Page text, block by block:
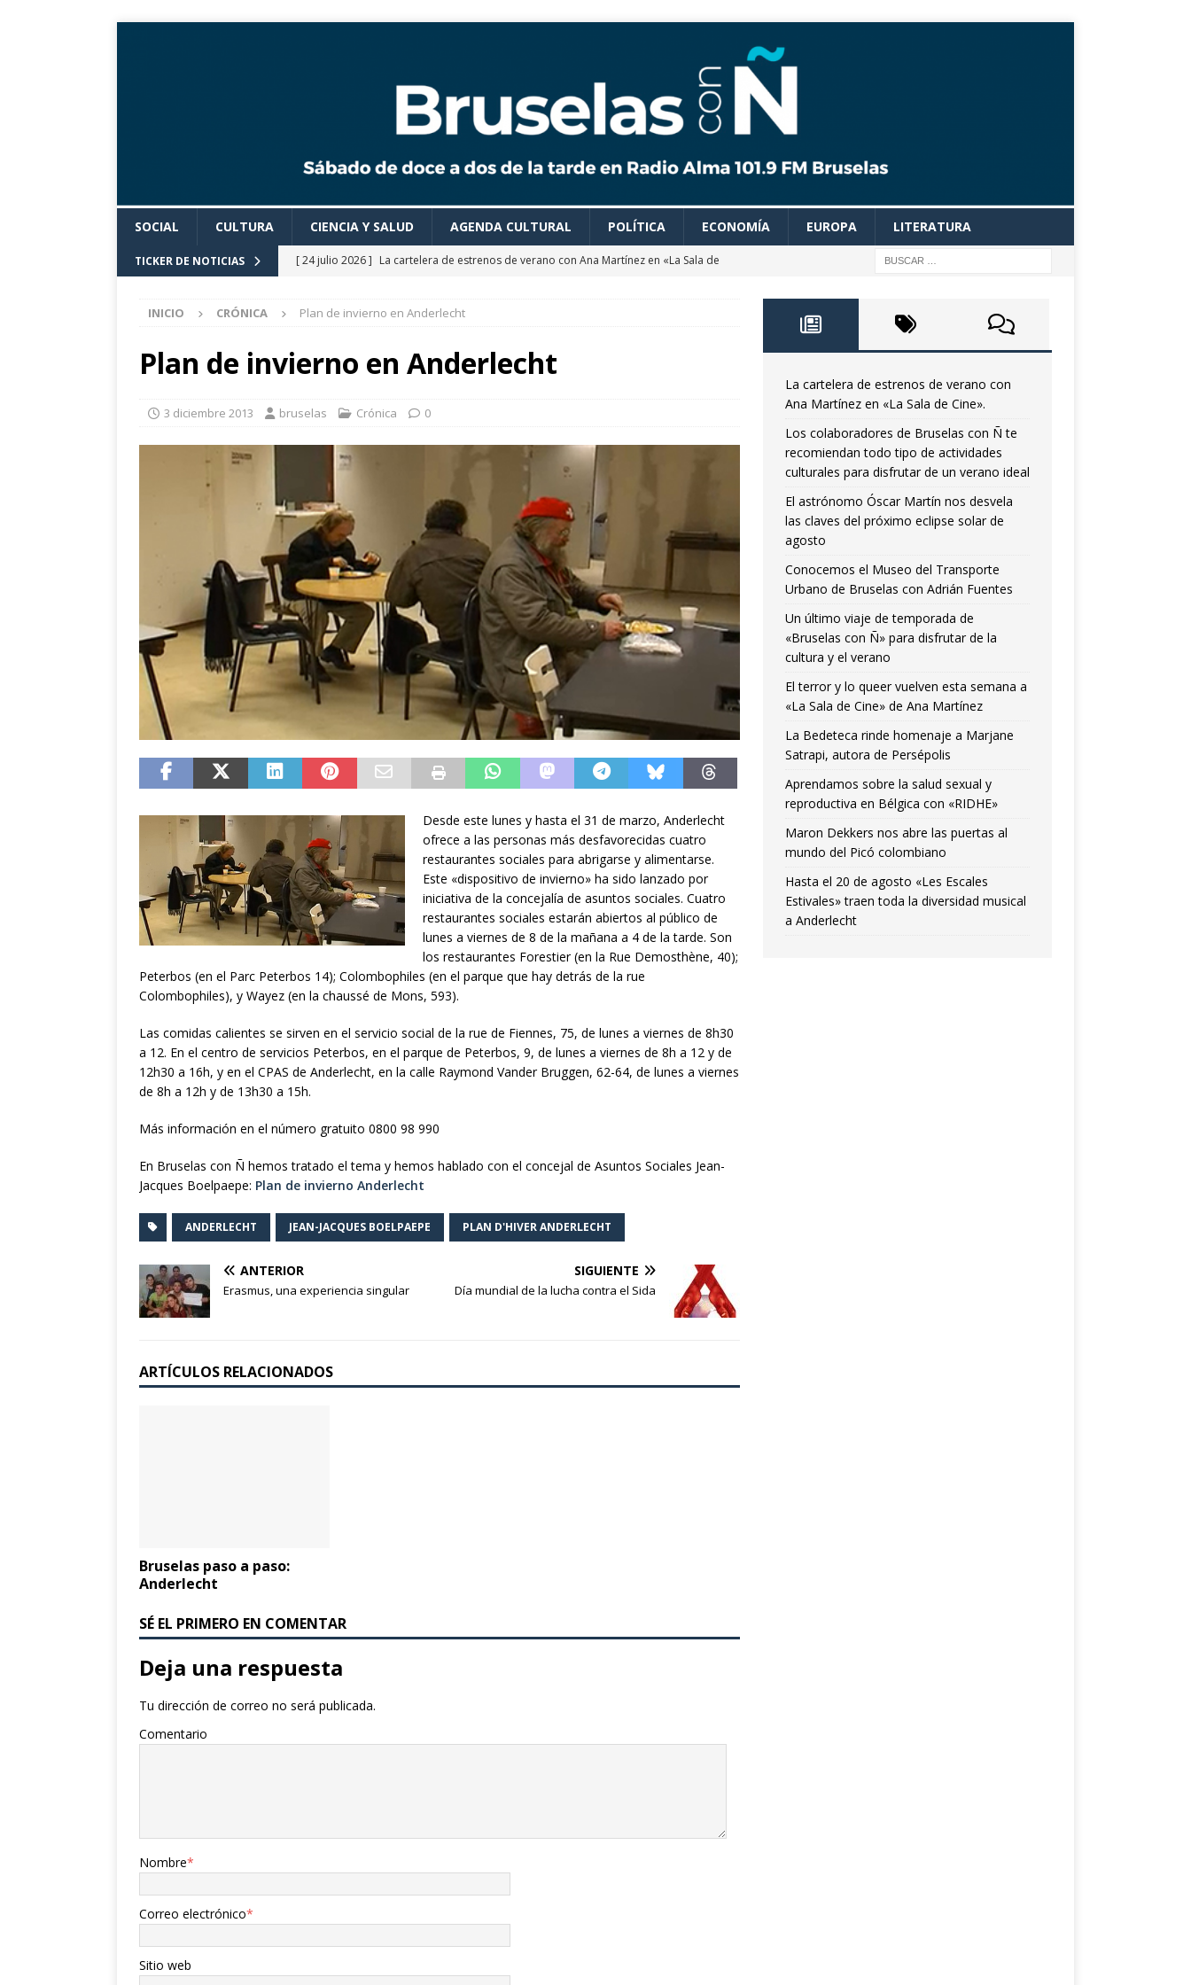
SOCIAL CULTURA CIENCIA Y SALUD AGENDA CULTURAL POLÍTICA ECONOMÍA EUROPA LITERATURA
TICKER DE NOTICIAS [ 24 julio 2026 ] La cartelera de estrenos de verano con Ana Martínez en «La Sala de
[ 24 julio 2026 ] Los colaboradores de Bruselas con Ñ te recomiendan todo tipo de
actividades culturales para disfrutar de un verano ideal
eclipse solar de agosto
[ 24 julio 2026 ]
Un último viaje de temporada de «Bruselas con Ñ» para disfrutar de
la cultura y el verano
AGENDA CULTURAL
[ 10 abril 2021 ]
La Monnaie ocupada por 10 jóvenes trabajadores y estudiantes
POLÍTICA
INICIO CRÓNICA Plan de invierno en Anderlecht
Plan de invierno en Anderlecht
3 diciembre 2013 bruselas Crónica 0
Desde este lunes y hasta el 31 de marzo, Anderlecht
ofrece a las personas más desfavorecidas cuatro
restaurantes sociales para abrigarse y alimentarse.
Este «dispositivo de invierno» ha sido lanzado por
iniciativa de la concejalía de asuntos sociales. Cuatro
restaurantes sociales estarán abiertos al público de
lunes a viernes de 8 de la mañana a 4 de la tarde. Son
los restaurantes Forestier (en la Rue Demosthène, 40);
Peterbos (en el Parc Peterbos 14); Colombophiles (en el parque que hay detrás de la rue
Colombophiles), y Wayez (en la chaussé de Mons, 593).
Las comidas calientes se sirven en el servicio social de la rue de Fiennes, 75, de lunes a viernes de 8h30
a 12. En el centro de servicios Peterbos, en el parque de Peterbos, 9, de lunes a viernes de 8h a 12 y de
12h30 a 16h, y en el CPAS de Anderlecht, en la calle Raymond Vander Bruggen, 62-64, de lunes a viernes
de 8h a 12h y de 13h30 a 15h.
Más información en el número gratuito 0800 98 990
En Bruselas con Ñ hemos tratado el tema y hemos hablado con el concejal de Asuntos Sociales Jean-
Jacques Boelpaepe: Plan de invierno Anderlecht
ANDERLECHT JEAN-JACQUES BOELPAEPE PLAN D'HIVER ANDERLECHT
ANTERIOR
Erasmus, una experiencia singular
SIGUIENTE
Día mundial de la lucha contra el Sida
ARTÍCULOS RELACIONADOS
Bruselas paso a paso:
Anderlecht
SÉ EL PRIMERO EN COMENTAR
Deja una respuesta
Tu dirección de correo no será publicada.
Comentario
Nombre*
Correo electrónico*
Sitio web
La cartelera de estrenos de verano con
Ana Martínez en «La Sala de Cine».
Los colaboradores de Bruselas con Ñ te
recomiendan todo tipo de actividades
culturales para disfrutar de un verano ideal
El astrónomo Óscar Martín nos desvela
las claves del próximo eclipse solar de
agosto
Conocemos el Museo del Transporte
Urbano de Bruselas con Adrián Fuentes
Un último viaje de temporada de
«Bruselas con Ñ» para disfrutar de la
cultura y el verano
El terror y lo queer vuelven esta semana a
«La Sala de Cine» de Ana Martínez
La Bedeteca rinde homenaje a Marjane
Satrapi, autora de Persépolis
Aprendamos sobre la salud sexual y
reproductiva en Bélgica con «RIDHE»
Maron Dekkers nos abre las puertas al
mundo del Picó colombiano
Hasta el 20 de agosto «Les Escales
Estivales» traen toda la diversidad musical
a Anderlecht